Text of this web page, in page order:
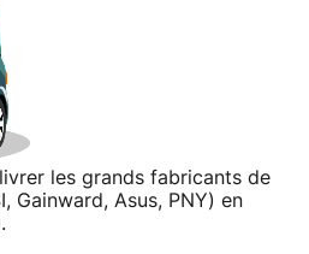
les grands fabricants de
Gainward, Asus, PNY) en